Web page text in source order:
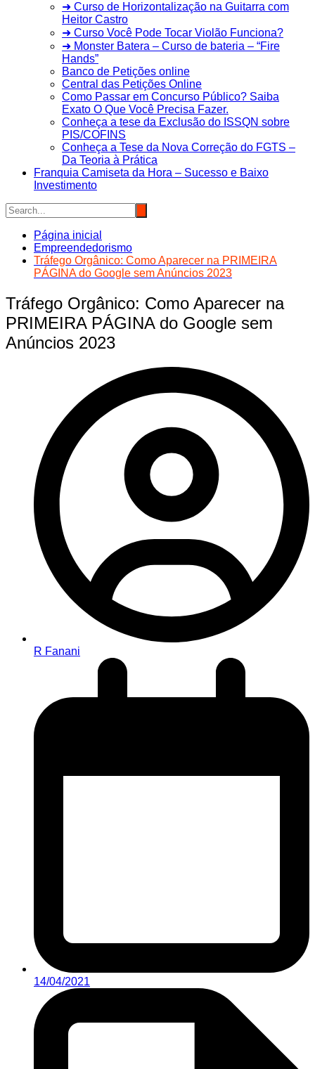
➜ Curso de Horizontalização na Guitarra com
Heitor Castro
➜ Curso Você Pode Tocar Violão Funciona?
➜ Monster Batera – Curso de bateria – “Fire
Hands”‎
Banco de Petições online
Central das Petições Online
Como Passar em Concurso Público? Saiba
Exato O Que Você Precisa Fazer.
Conheça a tese da Exclusão do ISSQN sobre
PIS/COFINS
Conheça a Tese da Nova Correção do FGTS –
Da Teoria à Prática
Franquia Camiseta da Hora – Sucesso e Baixo
Investimento
Página inicial
Empreendedorismo
Tráfego Orgânico: Como Aparecer na PRIMEIRA
PÁGINA do Google sem Anúncios 2023
Tráfego Orgânico: Como Aparecer na
PRIMEIRA PÁGINA do Google sem
Anúncios 2023
R Fanani
14/04/2021